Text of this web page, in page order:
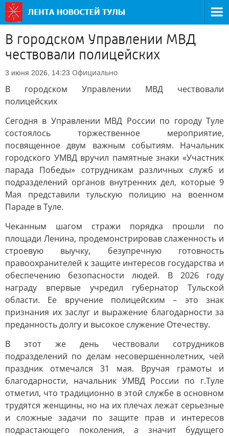
В городском Управлении МВД
чествовали полицейских
3 июня 2026, 14:23 Официально
В городском Управлении МВД чествовали
полицейских
Сегодня в Управлении МВД России по городу Туле
состоялось торжественное мероприятие,
посвященное двум важным событиям. Начальник
городского УМВД вручил памятные знаки «Участник
парада Победы» сотрудникам различных служб и
подразделений органов внутренних дел, которые 9
Мая представили тульскую полицию на военном
Параде в Туле.
Чеканным шагом стражи порядка прошли по
площади Ленина, продемонстрировав слаженность и
строевую выучку, безупречную готовность
правоохранителей к защите интересов государства и
обеспечению безопасности людей. В 2026 году
награду впервые учредил губернатор Тульской
области. Ее вручение полицейским – это знак
признания их заслуг и выражение благодарности за
преданность долгу и высокое служение Отечеству.
В этот же день чествовали сотрудников
подразделений по делам несовершеннолетних, чей
праздник отмечался 31 мая. Вручая грамоты и
благодарности, начальник УМВД России по г.Туле
отметил, что традиционно в этой службе в основном
трудятся женщины, но на их плечах лежат серьезные
и сложные задачи по защите прав и интересов
подрастающего поколения, а значит будущего